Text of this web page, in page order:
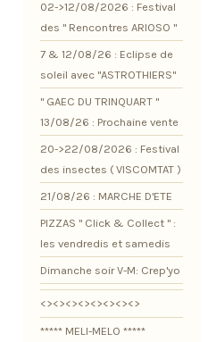
02->12/08/2026 : Festival
des " Rencontres ARIOSO "
7 & 12/08/26 : Eclipse de
soleil avec "ASTROTHIERS"
" GAEC DU TRINQUART "
13/08/26 : Prochaine vente
20->22/08/2026 : Festival
des insectes ( VISCOMTAT )
21/08/26 : MARCHE D'ETE
PIZZAS " Click & Collect " :
les vendredis et samedis
Dimanche soir V-M: Crep'yo
<><><><><><><><>
***** MELI-MELO *****